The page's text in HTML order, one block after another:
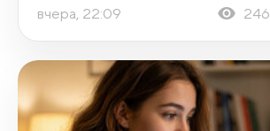
вчера, 22:09 246